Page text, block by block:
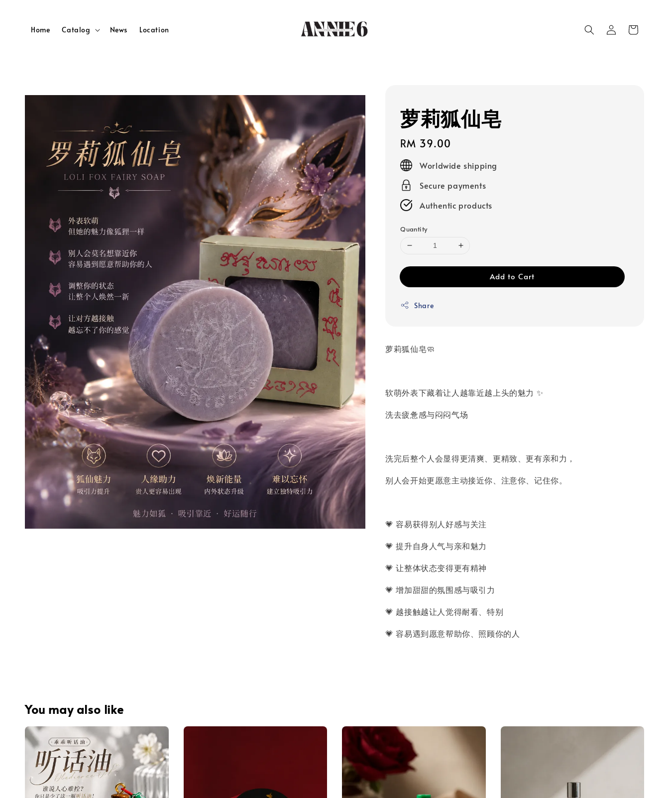
Home Catalog News Location
萝莉狐仙皂
Regular
price
RM 39.00
Worldwide shipping
Secure payments
Authentic products
Quantity
Add to Cart
Share
萝莉狐仙皂🧼
软萌外表下藏着让人越靠近越上头的魅力 ✨
洗去疲惫感与闷闷气场
洗完后整个人会显得更清爽、更精致、更有亲和力，
别人会开始更愿意主动接近你、注意你、记住你。
💗 容易获得别人好感与关注
💗 提升自身人气与亲和魅力
💗 让整体状态变得更有精神
💗 增加甜甜的氛围感与吸引力
💗 越接触越让人觉得耐看、特别
💗 容易遇到愿意帮助你、照顾你的人
You may also like